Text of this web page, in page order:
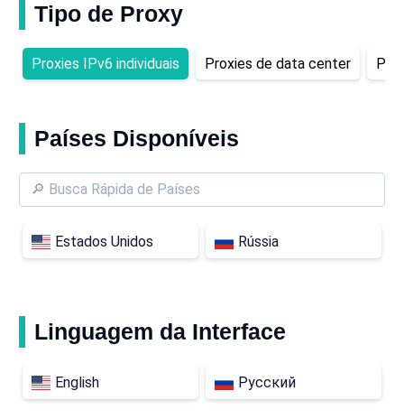
Tipo de Proxy
Proxies IPv6 individuais Proxies de data center
Países Disponíveis
Estados Unidos Rússia
Linguagem da Interface
English Русский